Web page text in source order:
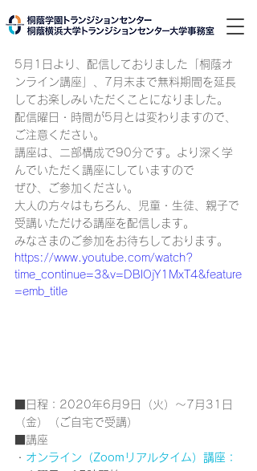
5月1日より、配信しておりました「桐蔭オ
ンライン講座」、7月末まで無料期間を延長
してお楽しみいただくことになりました。
配信曜日・時間が5月とは変わりますので、
ご注意ください。​
講座は、二部構成で90分です。より深く学
んでいただく講座にしていますので
ぜひ、ご参加ください。
大人の方々はもちろん、児童・生徒、親子で
受講いただける講座を配信します。
みなさまのご参加をお待ちしております。
https://www.youtube.com/watch?
time_continue=3&v=DBlOjY1MxT4&feature
=emb_title
■日程：2020年6月9日（火）～7月31日
（金）（ご自宅で受講）
■講座
・ オンライン（Zoomリアルタイム）講座：